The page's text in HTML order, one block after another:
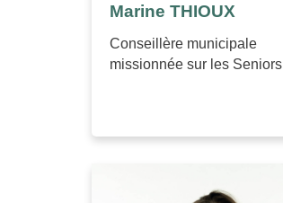
Marine THIOUX
Conseillère municipale
missionnée sur les Seniors